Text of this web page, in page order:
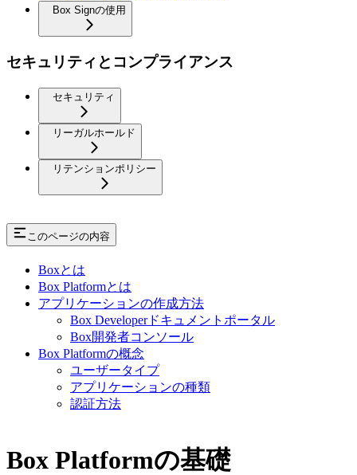
Box Signの使用
セキュリティとコンプライアンス
セキュリティ
リーガルホールド
リテンションポリシー
このページの内容
Boxとは
Box Platformとは
アプリケーションの作成方法
Box Developerドキュメントポータル
Box開発者コンソール
Box Platformの概念
ユーザータイプ
アプリケーションの種類
認証方法
Box Platformの基礎